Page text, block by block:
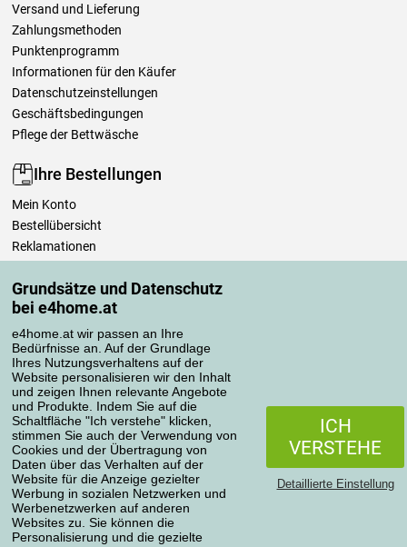
Grundsätze und Datenschutz
bei e4home.at
e4home.at wir passen an Ihre
Bedürfnisse an. Auf der Grundlage
Ihres Nutzungsverhaltens auf der
Website personalisieren wir den Inhalt
und zeigen Ihnen relevante Angebote
und Produkte. Indem Sie auf die
Schaltfläche "Ich verstehe" klicken,
stimmen Sie auch der Verwendung von
Cookies und der Übertragung von
Daten über das Verhalten auf der
Website für die Anzeige gezielter
Werbung in sozialen Netzwerken und
Werbenetzwerken auf anderen
Websites zu. Sie können die
Personalisierung und die gezielte
ICH
VERSTEHE
Detaillierte Einstellung
Versand und Lieferung
Zahlungsmethoden
Punktenprogramm
Informationen für den Käufer
Datenschutzeinstellungen
Geschäftsbedingungen
Pflege der Bettwäsche
Ihre Bestellungen
Mein Konto
Bestellübersicht
Reklamationen
Einfach mehr wissen
Richtlinien zur Verarbeitung von Bewertungen
Transportarten
Zahlungsmethoden